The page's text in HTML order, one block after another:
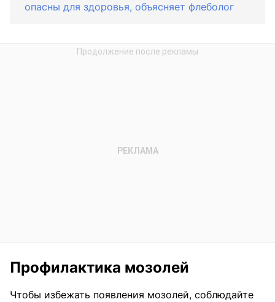
опасны для здоровья, объясняет флеболог
Профилактика мозолей
Чтобы избежать появления мозолей, соблюдайте